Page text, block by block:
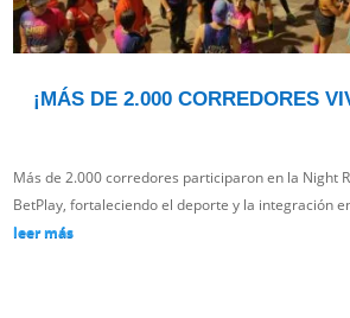
¡MÁS DE 2.000 CORREDORES
Más de 2.000 corredores participaron en la Night
BetPlay, fortaleciendo el deporte y la integración
leer más